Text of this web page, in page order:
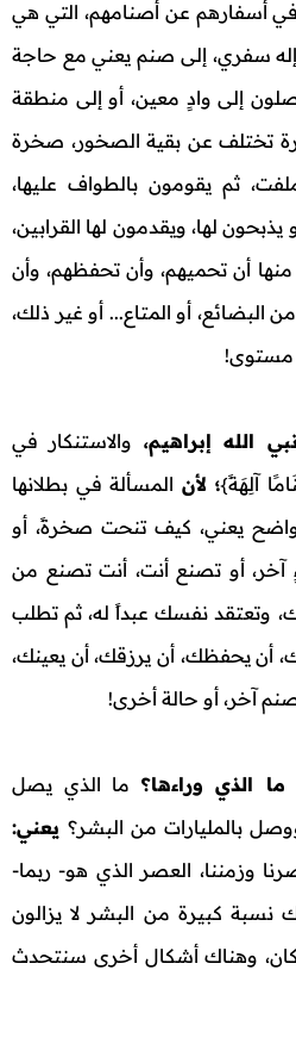
أسفارهم عن أصنامهم، التي هي
إله سفري، إلى صنم يعني مع حاجة
إلى وادٍ معين، أو إلى منطقة
تختلف عن بقية الصخور، صخرة
ثم يقومون بالطواف عليها،
يذبحون لها، ويقدمون لها القرابين،
أن تحميهم، وأن تحفظهم، وأن
أو المتاع... أو غير ذلك،
مستوى!
الله إبراهيم، والاستنكار في
آلِهَةً}؛ لأنالمسألة في بطلانها
يعني، كيف تنحت صخرةً، أو
أو تصنع أنت، أنت تصنع من
وتعتقد نفسك عبداً له، ثم تطلب
أن يحفظك، أن يرزقك، أن يعينك،
آخر، أو حالة أخرى!
الذي وراءها؟ما الذي يصل
بالمليارات من البشر؟يعني:
وزمننا، العصر الذي هو- ربما-
نسبة كبيرة من البشر لا يزالون
وهناك أشكال أخرى سنتحدث